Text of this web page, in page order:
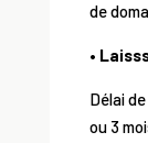
de
•
Délai
ou 3